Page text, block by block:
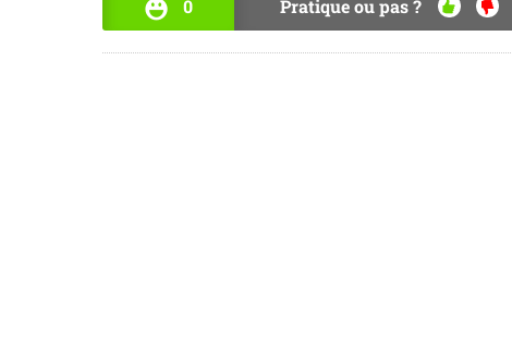
0 Pratique ou pas ?
OUI NON